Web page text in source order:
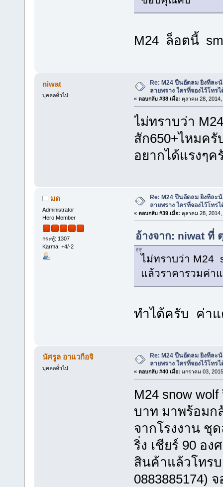
M24 ล็อตนี้
niwat
บุคคลทั่วไป
Re: M24 ปืนอัดลม ยิงทีละ
ลายพราง ใครที่จองไว้โทร
« ตอบกลับ #38 เมื่อ: ตุลาคม 28, 2014,
ไม่ทราบว่า
สัก650+ไหมค
อยากได้แรงๆค
มด
Administrator
Hero Member
กระทู้: 1307
Karma: +4/-2
Re: M24 ปืนอัดลม ยิงทีละ
ลายพราง ใครที่จองไว้โทร
« ตอบกลับ #39 เมื่อ: ตุลาคม 28, 2014,
อ้างจาก: niwat ที่
ไม่ทราบว่า M24
แล้วราคารวมค่า
ทำได้ครับ ค่าแ
นัศรูล อาแวกือจิ
บุคคลทั่วไป
Re: M24 ปืนอัดลม ยิงทีละ
ลายพราง ใครที่จองไว้โทร
« ตอบกลับ #40 เมื่อ: มกราคม 03,
M24 snow
บาท มาพร้อมก
จากโรงงาน ชุ
ริ่ง เชียร์ 90 อง
สินค้าแล้วโทรบ
0883885174)